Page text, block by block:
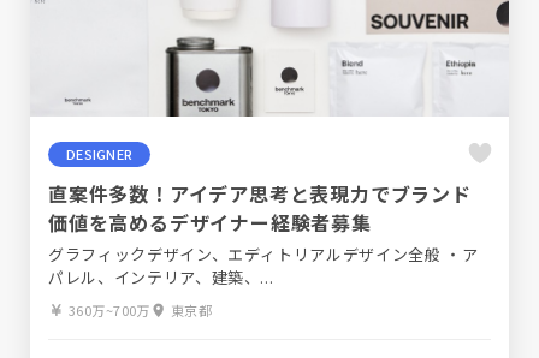
DESIGNER
直案件多数！アイデア思考と表現力でブランド
価値を高めるデザイナー経験者募集
グラフィックデザイン、エディトリアルデザイン全般 ・ア
パレル、インテリア、建築、...
360万~700万 東京都